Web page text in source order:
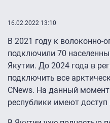
16.02.2022 13:10
В 2021 году к волоконно-
подключили 70
Якутии. До 2024 года в
подключить все
CNews. На данный момент
республики имеют доступ